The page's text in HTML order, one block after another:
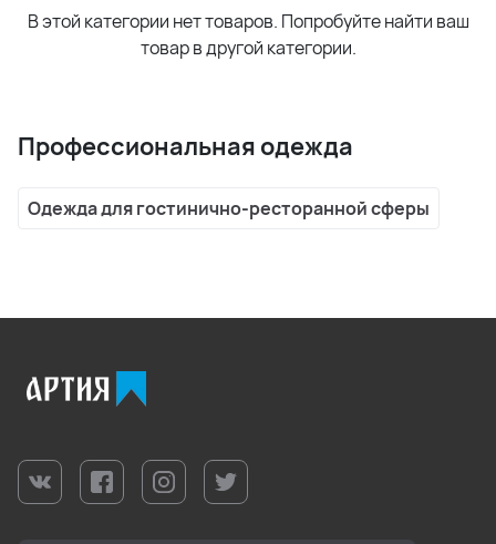
В этой категории нет товаров. Попробуйте найти ваш
товар в другой категории.
Профессиональная одежда
Одежда для гостинично-ресторанной сферы